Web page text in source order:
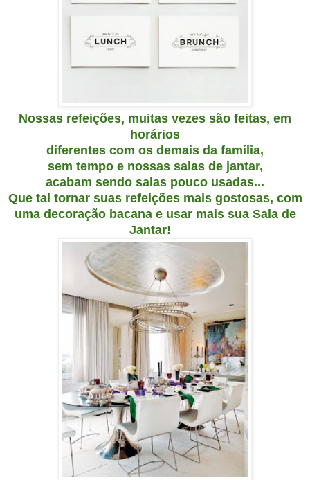
Nossas refeições, muitas vezes são feitas, em
horários
diferentes com os demais da família,
sem tempo e nossas salas de jantar,
acabam sendo salas pouco usadas...
Que tal tornar suas refeições mais gostosas, com
uma decoração bacana e usar mais sua Sala de
Jantar!